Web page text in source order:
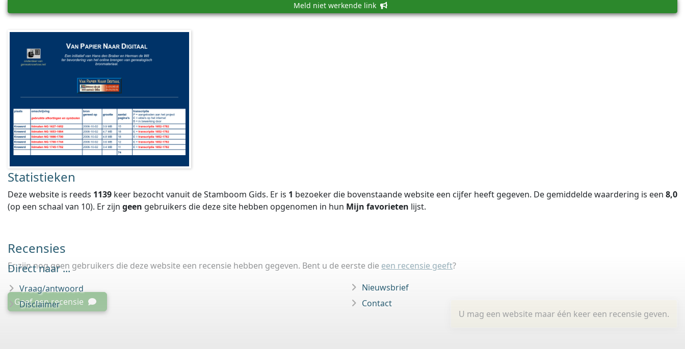
Meld niet werkende link
Statistieken
Deze website is reeds 1139 keer bezocht vanuit de Stamboom Gids. Er is 1 bezoeker die bovenstaande website een cijfer heeft gegeven. De gemiddelde waardering is een 8,0
(op een schaal van 10). Er zijn geen gebruikers die deze site hebben opgenomen in hun Mijn favorieten lijst.
Recensies
Er zijn nog geen gebruikers die deze website een recensie hebben gegeven. Bent u de eerste die een recensie geeft?
U mag een website maar één keer een recensie geven.
Geef een recensie
Direct naar ...
Vraag/antwoord
Disclaimer
Nieuwsbrief
Contact